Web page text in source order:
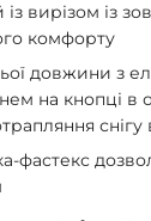
вирізом із
комфорту
довжини з
на кнопці в
фастекс